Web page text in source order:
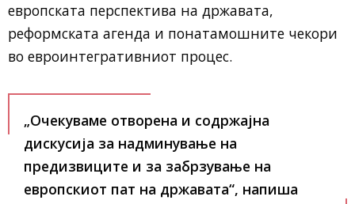
европската перспектива на државата,
реформската агенда и понатамошните чекори
во евроинтегративниот процес.
„Очекуваме отворена и содржајна
дискусија за надминување на
предизвиците и за забрзување на
европскиот пат на државата“, напиша